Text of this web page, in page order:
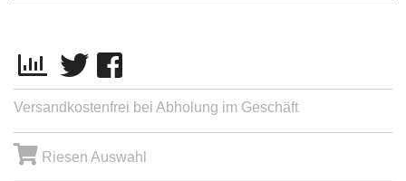
Versandkostenfrei bei Abholung im Geschäft
Riesen Auswahl